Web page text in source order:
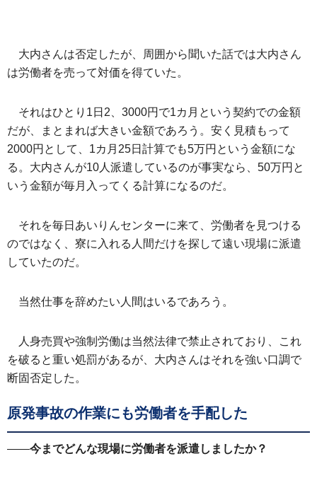
大内さんは否定したが、周囲から聞いた話では大内さん
は労働者を売って対価を得ていた。
それはひとり1日2、3000円で1カ月という契約での金額
だが、まとまれば大きい金額であろう。安く見積もって
2000円として、1カ月25日計算でも5万円という金額にな
る。大内さんが10人派遣しているのが事実なら、50万円と
いう金額が毎月入ってくる計算になるのだ。
それを毎日あいりんセンターに来て、労働者を見つける
のではなく、寮に入れる人間だけを探して遠い現場に派遣
していたのだ。
当然仕事を辞めたい人間はいるであろう。
人身売買や強制労働は当然法律で禁止されており、これ
を破ると重い処罰があるが、大内さんはそれを強い口調で
断固否定した。
原発事故の作業にも労働者を手配した
——今までどんな現場に労働者を派遣しましたか？